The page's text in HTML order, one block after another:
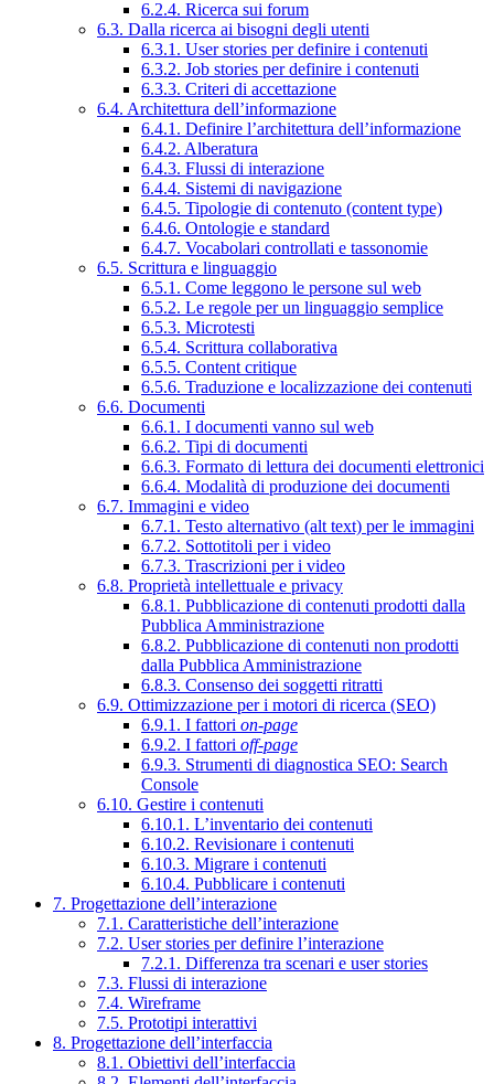
6.2.4. Ricerca sui forum
6.3. Dalla ricerca ai bisogni degli utenti
6.3.1. User stories per definire i contenuti
6.3.2. Job stories per definire i contenuti
6.3.3. Criteri di accettazione
6.4. Architettura dell’informazione
6.4.1. Definire l’architettura dell’informazione
6.4.2. Alberatura
6.4.3. Flussi di interazione
6.4.4. Sistemi di navigazione
6.4.5. Tipologie di contenuto (content type)
6.4.6. Ontologie e standard
6.4.7. Vocabolari controllati e tassonomie
6.5. Scrittura e linguaggio
6.5.1. Come leggono le persone sul web
6.5.2. Le regole per un linguaggio semplice
6.5.3. Microtesti
6.5.4. Scrittura collaborativa
6.5.5. Content critique
6.5.6. Traduzione e localizzazione dei contenuti
6.6. Documenti
6.6.1. I documenti vanno sul web
6.6.2. Tipi di documenti
6.6.3. Formato di lettura dei documenti elettronici
6.6.4. Modalità di produzione dei documenti
6.7. Immagini e video
6.7.1. Testo alternativo (alt text) per le immagini
6.7.2. Sottotitoli per i video
6.7.3. Trascrizioni per i video
6.8. Proprietà intellettuale e privacy
6.8.1. Pubblicazione di contenuti prodotti dalla
Pubblica Amministrazione
6.8.2. Pubblicazione di contenuti non prodotti
dalla Pubblica Amministrazione
6.8.3. Consenso dei soggetti ritratti
6.9. Ottimizzazione per i motori di ricerca (SEO)
6.9.1. I fattori on-page
6.9.2. I fattori off-page
6.9.3. Strumenti di diagnostica SEO: Search
Console
6.10. Gestire i contenuti
6.10.1. L’inventario dei contenuti
6.10.2. Revisionare i contenuti
6.10.3. Migrare i contenuti
6.10.4. Pubblicare i contenuti
7. Progettazione dell’interazione
7.1. Caratteristiche dell’interazione
7.2. User stories per definire l’interazione
7.2.1. Differenza tra scenari e user stories
7.3. Flussi di interazione
7.4. Wireframe
7.5. Prototipi interattivi
8. Progettazione dell’interfaccia
8.1. Obiettivi dell’interfaccia